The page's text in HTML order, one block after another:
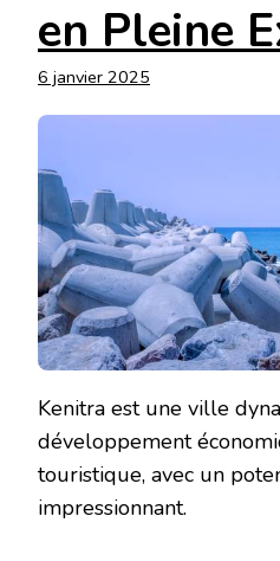
en Pleine
6 janvier 2025
Kenitra est une ville
développement
touristique, avec un
impressionnant.